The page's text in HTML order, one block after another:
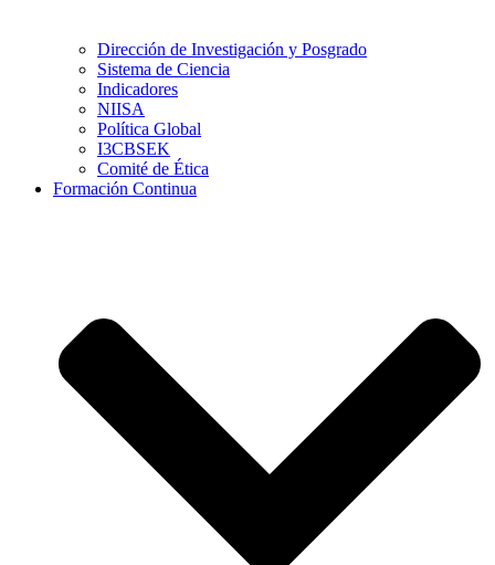
Dirección de Investigación y Posgrado
Sistema de Ciencia
Indicadores
NIISA
Política Global
I3CBSEK
Comité de Ética
Formación Continua